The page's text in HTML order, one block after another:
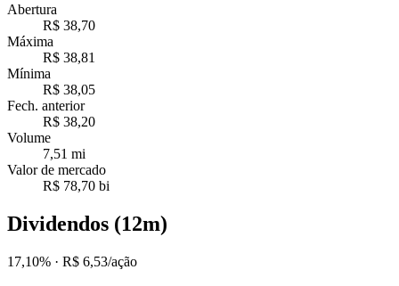
Abertura
R$ 38,70
Máxima
R$ 38,81
Mínima
R$ 38,05
Fech. anterior
R$ 38,20
Volume
7,51 mi
Valor de mercado
R$ 78,70 bi
Dividendos (12m)
17,10% · R$ 6,53/ação